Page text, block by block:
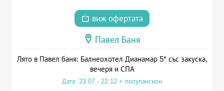
виж офертата
Павел Баня
Лято в Павел баня: Балнеохотел Дианамар 5* със закуска,
вечеря и СПА
Дата: 23.07 - 22.12 + полупансион